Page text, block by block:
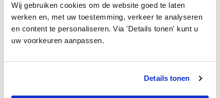
Wij gebruiken cookies om de website goed te laten
werken en, met uw toestemming, verkeer te analyseren
en content te personaliseren. Via 'Details tonen' kunt u
uw voorkeuren aanpassen.
Details tonen
waterbestendig gemaakt. Door deze
waterafstotende coating krijgt vocht geen kans om
via de toplaag of groef in de vloer te trekken. Je kunt
waterbestendige ook nuttig in de woonkamer of
keuken. Nu hoeven ongelukjes dus niet meer het